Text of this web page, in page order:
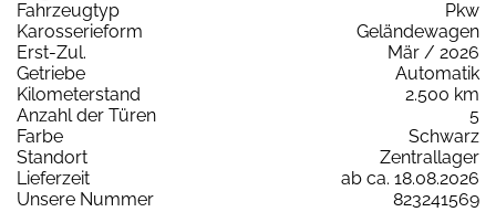
Fahrzeugtyp
Pkw
Karosserieform
Geländewagen
Erst-Zul.
Mär / 2026
Getriebe
Automatik
Kilometerstand
2.500 km
Anzahl der Türen
5
Farbe
Schwarz
Standort
Zentrallager
Lieferzeit
ab ca. 18.08.2026
Unsere Nummer
823241569